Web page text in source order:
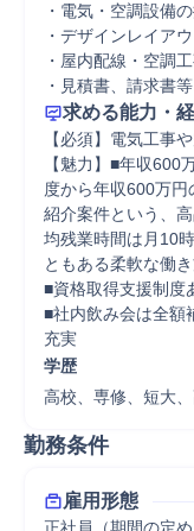
・電気・空調設備
・デザインレイア
・屋内配線・空調
・見積書、請求書
求める能力・
【必須】電気工事
【魅力】■年収600
度から年収600万
紹介案件という、
均残業時間は月10
ともある柔軟な働
■資格取得支援制度
■社内飲み会は全額
充実
学歴
高校、専修、短大
勤務条件
雇用形態